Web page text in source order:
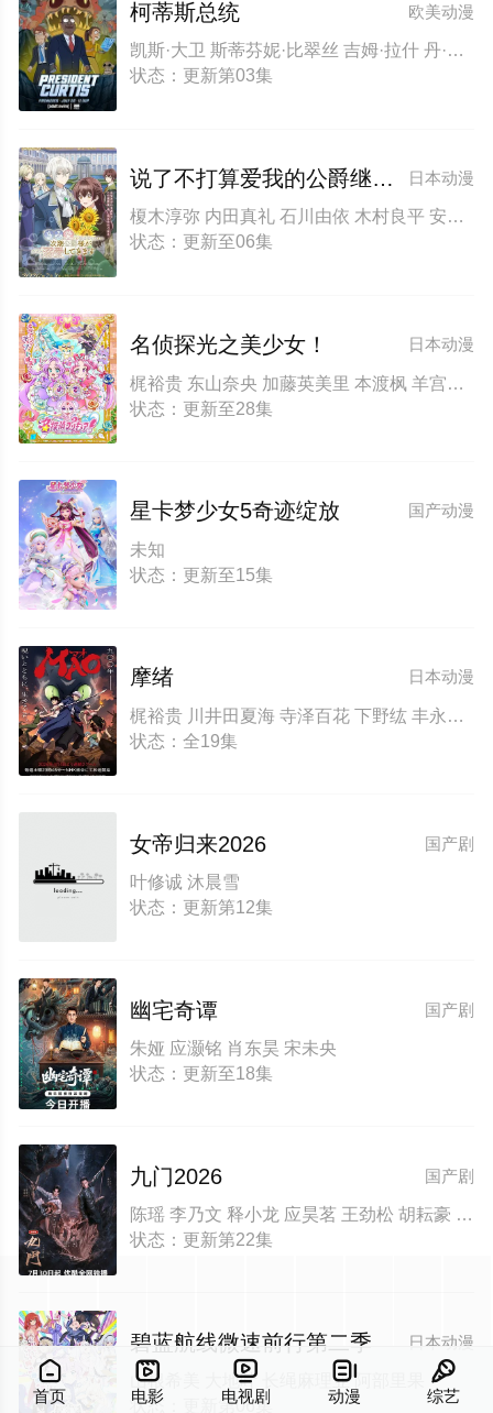
欧美动漫
柯蒂斯总统
凯斯·大卫 斯蒂芬妮·比翠丝 吉姆·拉什 丹·巴克达尔 凯尔茜·斯科特
状态：更新第03集
日本动漫
说了不打算爱我的公爵继承人，不知为何对我宠爱有加
榎木淳弥 内田真礼 石川由依 木村良平 安济知佳 浪川大辅 铃木崚汰 齐藤壮马 石川界人 山村响 国府田麻理子 田村真
状态：更新至06集
日本动漫
名侦探光之美少女！
梶裕贵 东山奈央 加藤英美里 本渡枫 羊宫妃那 千贺光莉
状态：更新至28集
国产动漫
星卡梦少女5奇迹绽放
未知
状态：更新至15集
日本动漫
摩绪
梶裕贵 川井田夏海 寺泽百花 下野纮 丰永利行 兴津和幸 くまいもとこ 日笠阳子 清水理沙 上田丽奈 松山鹰志
状态：全19集
国产剧
女帝归来2026
叶修诚 沐晨雪
状态：更新第12集
国产剧
幽宅奇谭
朱娅 应灏铭 肖东昊 宋未央
状态：更新至18集
国产剧
九门2026
陈瑶 李乃文 释小龙 应昊茗 王劲松 胡耘豪 季肖冰 陈伟霆 徐正溪 曾舜晞 王奕婷
状态：更新第22集
日本动漫
碧蓝航线微速前行第二季
山根希美 大地叶 长绳麻理亚 阿部里果
状态：更新第06集

首页

电影

电视剧

动漫

综艺